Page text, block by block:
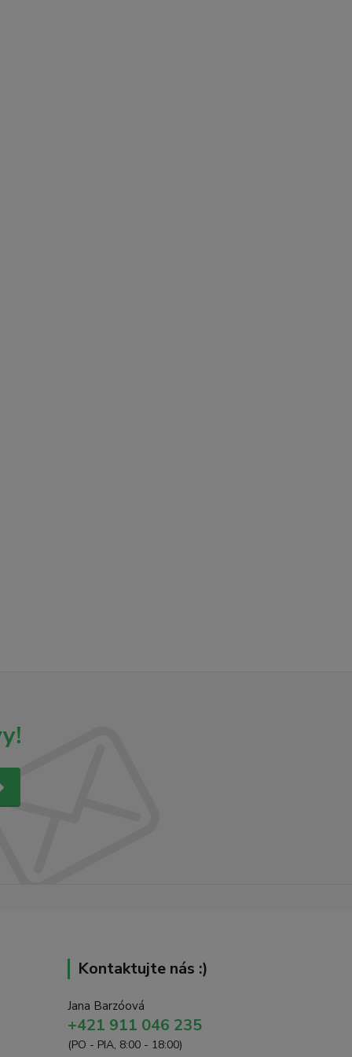
Kontaktujte nás :)
Jana Barzóová
+421 911 046 235
(PO - PIA, 8:00 - 18:00)